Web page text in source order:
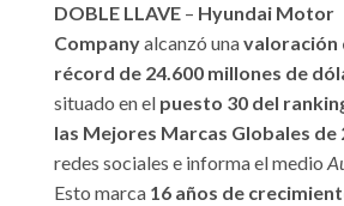
DOBLE LLAVE – Hyundai Motor
Companyalcanzó unavaloración
récord de 24.600 millones de
situado en el puesto 30 del
las Mejores Marcas Globales de
redes sociales e informa el medio
Esto marca 16 años de